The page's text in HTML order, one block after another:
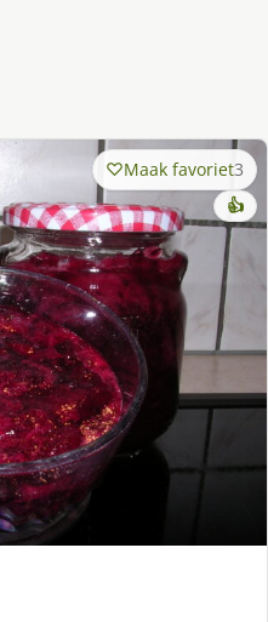
Maak favoriet3
👍